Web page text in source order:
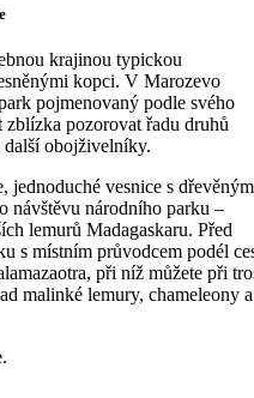
krajinou typickou
kopci. V Marozevo
pojmenovaný podle svého
zblízka pozorovat řadu druhů
další obojživelníky.
jednoduché vesnice s
návštěvu národního parku –
lemurů Madagaskaru. Před
s místním průvodcem podél
při níž můžete při
malinké lemury, chameleony a